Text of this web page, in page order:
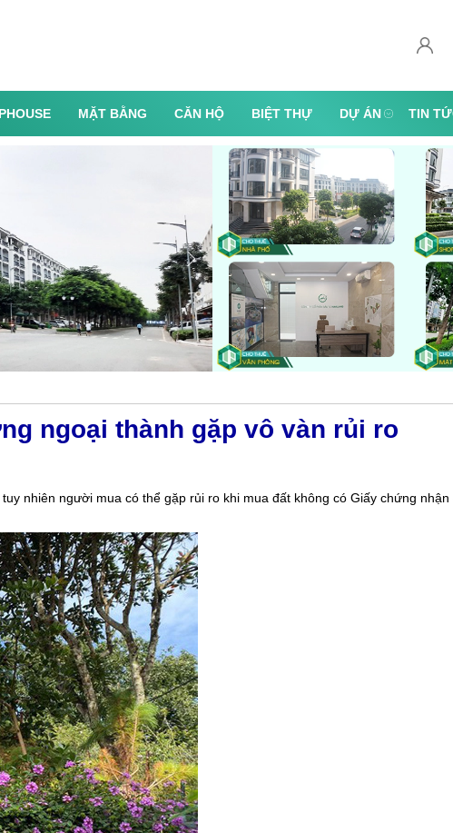
MẶT BẰNG CĂN HỘ BIỆT THỰ DỰ ÁN TIN
ngoại thành gặp vô vàn rủi ro
nhiên người mua có thể gặp rủi ro khi mua đất không có Giấy chứng